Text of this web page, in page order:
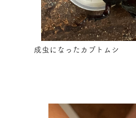
成虫になったカブトムシ